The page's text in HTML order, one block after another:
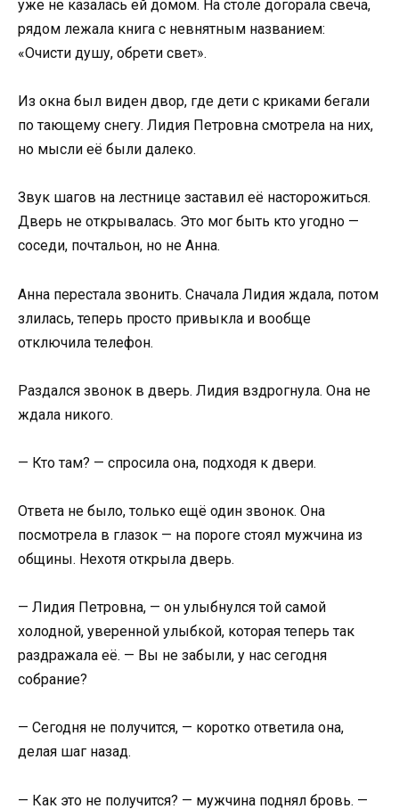
уже не казалась ей домом. На столе догорала свеча,
рядом лежала книга с невнятным названием:
«Очисти душу, обрети свет».
Из окна был виден двор, где дети с криками бегали
по тающему снегу. Лидия Петровна смотрела на них,
но мысли её были далеко.
Звук шагов на лестнице заставил её насторожиться.
Дверь не открывалась. Это мог быть кто угодно —
соседи, почтальон, но не Анна.
Анна перестала звонить. Сначала Лидия ждала, потом
злилась, теперь просто привыкла и вообще
отключила телефон.
Раздался звонок в дверь. Лидия вздрогнула. Она не
ждала никого.
— Кто там? — спросила она, подходя к двери.
Ответа не было, только ещё один звонок. Она
посмотрела в глазок — на пороге стоял мужчина из
общины. Нехотя открыла дверь.
— Лидия Петровна, — он улыбнулся той самой
холодной, уверенной улыбкой, которая теперь так
раздражала её. — Вы не забыли, у нас сегодня
собрание?
— Сегодня не получится, — коротко ответила она,
делая шаг назад.
— Как это не получится? — мужчина поднял бровь. —